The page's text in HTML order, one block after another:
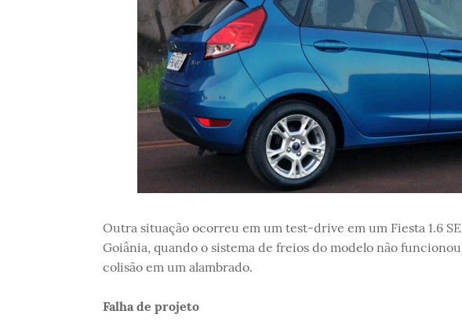
Outra situação ocorreu em um test-drive em um Fiesta 1.6
Goiânia, quando o sistema de freios do modelo não
colisão em um alambrado.
Falha de projeto